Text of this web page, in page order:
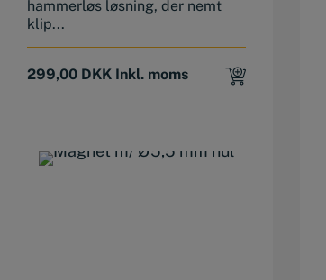
hammerløs løsning, der nemt
klip...
299,00 DKK Inkl. moms